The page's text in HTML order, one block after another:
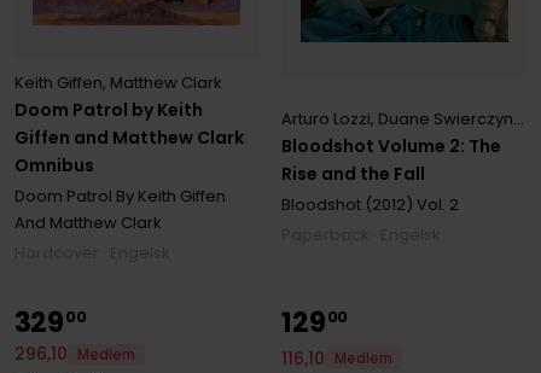
Doom Patrol by Keith
Giffen and Matthew Clark
Omnibus
Keith Giffen, Matthew Clark
Doom Patrol By Keith Giffen
And Matthew Clark
Bloodshot Volume 2: The
Rise and the Fall
Arturo Lozzi, Duane Swierczynski
Bloodshot (2012) Vol. 2
32900
296,10
Medlem
12900
116,10
Medlem